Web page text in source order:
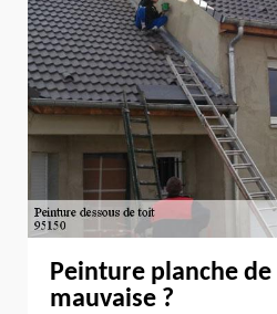
Peinture planche
mauvaise ?